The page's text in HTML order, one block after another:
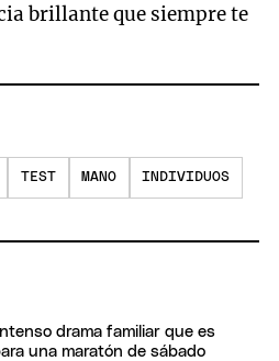
brillante que siempre te
TEST MANO INDIVIDUOS
drama familiar que es
una maratón de sábado